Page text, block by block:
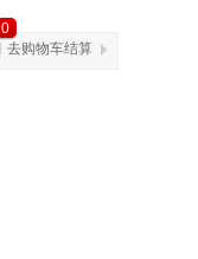
0
去购物车结算